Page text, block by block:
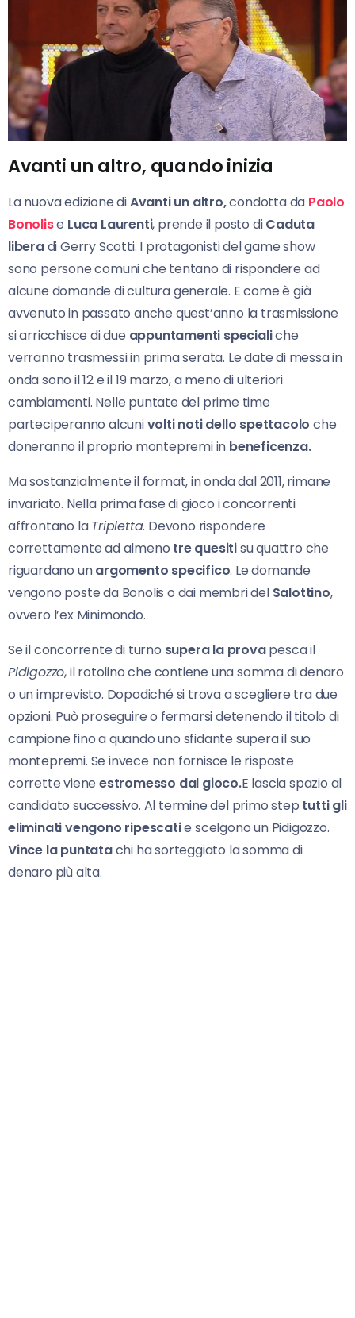
Avanti un altro, quando inizia
La nuova edizione diAvantiun altro,condotta da Paolo
Bonolise Luca Laurenti, prende il posto diCaduta
liberadi Gerry Scotti. I protagonisti del game show
sono persone comuni che tentano di rispondere ad
alcune domande di cultura generale. E come è già
avvenuto in passato anche quest’anno la trasmissione
si arricchisce di due appuntamenti specialiche
verranno trasmessi in prima serata. Le date di messa in
onda sono il 12 e il 19 marzo, a meno di ulteriori
cambiamenti. Nelle puntate del prime time
parteciperanno alcunivolti noti dello spettacolo che
doneranno il proprio montepremi in beneficenza.
Ma sostanzialmente il format, in onda dal 2011, rimane
invariato. Nella prima fase di gioco i concorrenti
affrontano laTripletta. Devono rispondere
correttamente ad almeno trequesitisu quattro che
riguardano unargomento specifico. Le domande
vengono poste da Bonolis o dai membri delSalottino,
ovvero l’ex Minimondo.
Se il concorrente di turno supera la provapesca il
Pidigozzo, il rotolino che contiene una somma di denaro
o un imprevisto. Dopodiché si trova a scegliere tra due
opzioni. Può proseguire o fermarsi detenendo il titolo di
campione fino a quando uno sfidante supera il suo
montepremi. Se invece non fornisce le risposte
corrette viene estromesso dal gioco.E lascia spazio al
candidato successivo. Al termine del primo step tutti gli
eliminati vengono ripescatie scelgono un Pidigozzo.
Vince la puntatachi ha sorteggiato la somma di
denaro più alta.